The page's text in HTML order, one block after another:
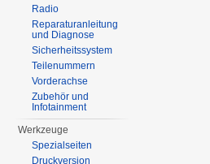
Radio
Reparaturanleitung
und Diagnose
Sicherheitssystem
Teilenummern
Vorderachse
Zubehör und
Infotainment
Werkzeuge
Spezialseiten
Druckversion